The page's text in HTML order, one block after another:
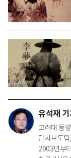
유석재
고려대 동
탐사보도
2003년부